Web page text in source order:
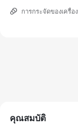
การกระจัดของเครื่อ
คุณสมบัติ